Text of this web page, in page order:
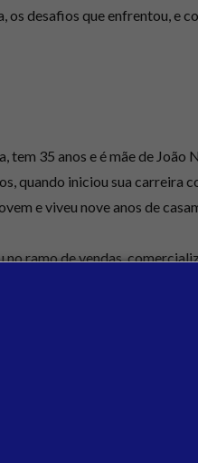
desafios que enfrentou, e
tem 35 anos e é mãe de João
quando iniciou sua carreira
e viveu nove anos de
ramo de vendas,
constante para garantir
sozinha a fez desenvolver
dar o melhor para João